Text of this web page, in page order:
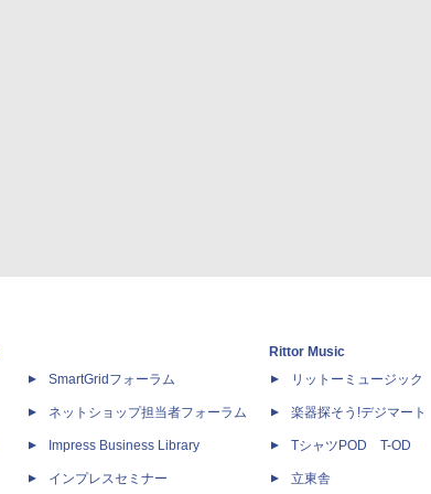
SmartGridフォーラム
ネットショップ担当者フォーラム
Impress Business Library
インプレスセミナー
Rittor Music
リットーミュージック
楽器探そう!デジマート
TシャツPOD T-OD
立東舎